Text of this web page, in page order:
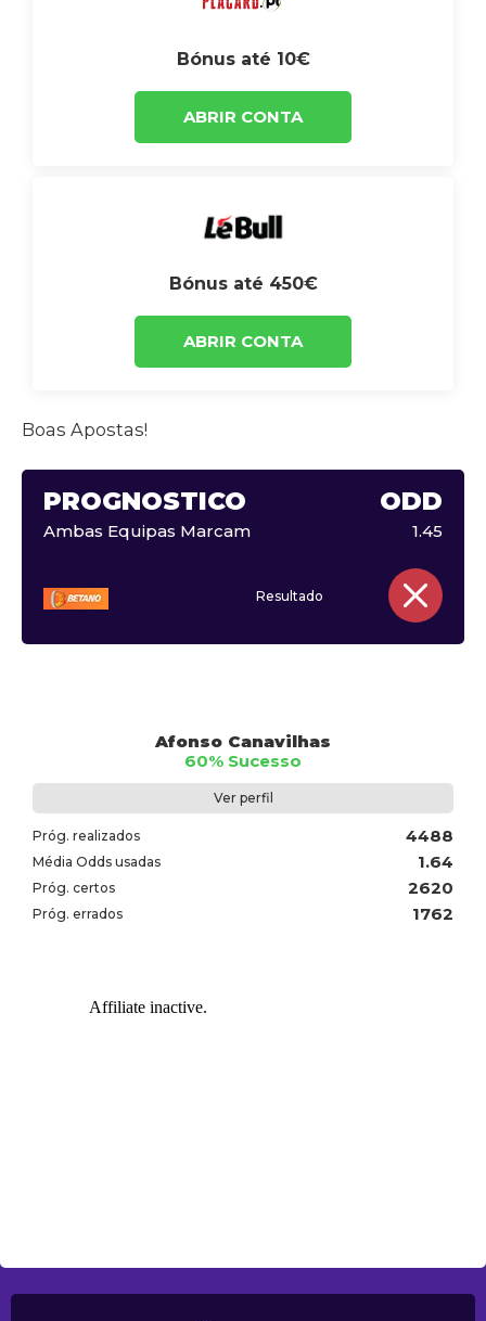
Bónus até 10€
ABRIR CONTA
Bónus até 450€
ABRIR CONTA
Boas Apostas!
PROGNÓSTICO ODD
Ambas Equipas Marcam 1.45
Resultado
Afonso Canavilhas
60% Sucesso
Ver perfil
Próg. realizados 4488
Média Odds usadas 1.64
Próg. certos 2620
Próg. errados 1762